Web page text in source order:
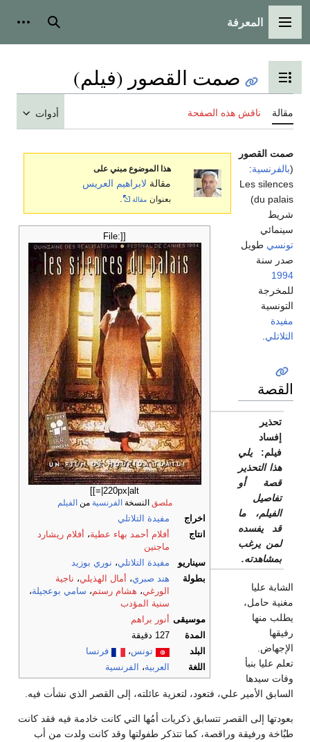
القائمة الرئيسية
المعرفة بحث
تبديل عرض جدول المحتويات
صمت القصور (فيلم)
مقالة ناقش هذه الصفحة أدوات
هذا الموضوع مبني على
مقالة لابراهيم العريس
بعنوان مقالة
|220px|alt=]]
ملصق النسخة الفرنسية من الفيلم
اخراج
مفيدة التلاتلي
انتاج
أفلام أحمد بهاء عطية،
أفلام ريشارد
ماجنين
سيناريو
مفيدة التلاتلي، نوري بوزيد
بطولة
هند صبري، أمال الهذيلي، ناجية
الورغي، هشام رستم، سامي بوعجيلة،
سنية المؤدب
موسيقى
أنور براهم
المدة
127 دقيقة
البلد
تونس،
فرنسا
اللغة
العربية، الفرنسية
صمت القصور
(بالفرنسية:
Les silences
du palais
)
شريط
سينمائي
تونسي طويل
صدر سنة
1994
للمخرجة
التونسية
مفيدة
التلاتلي
القصة
تحذير
إفساد
فيلم:يلي
هذا التحذير
قصة أو
تفاصيل
الفيلم، ما
قد يفسده
لمن يرغب
بمشاهدته.
الشابة عليا
مغنية حامل،
يطلب منها
رفيقها
الإجهاض.
تعلم عليا بنبأ
وفات سيدها
السابق الأمير علي، فتعود، لتعزية عائلته، إلى القصر الذي نشأت فيه.
بعودتها إلى القصر تتسابق ذكريات أمُها التي كانت خادمة فيه فقد كانت
طبٌاخة ورفيقة وراقصة، كما تتذكر طفولتها وقد كانت ولدت من أب